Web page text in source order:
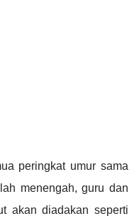
peringkat umur sama
menengah, guru dan
akan diadakan seperti